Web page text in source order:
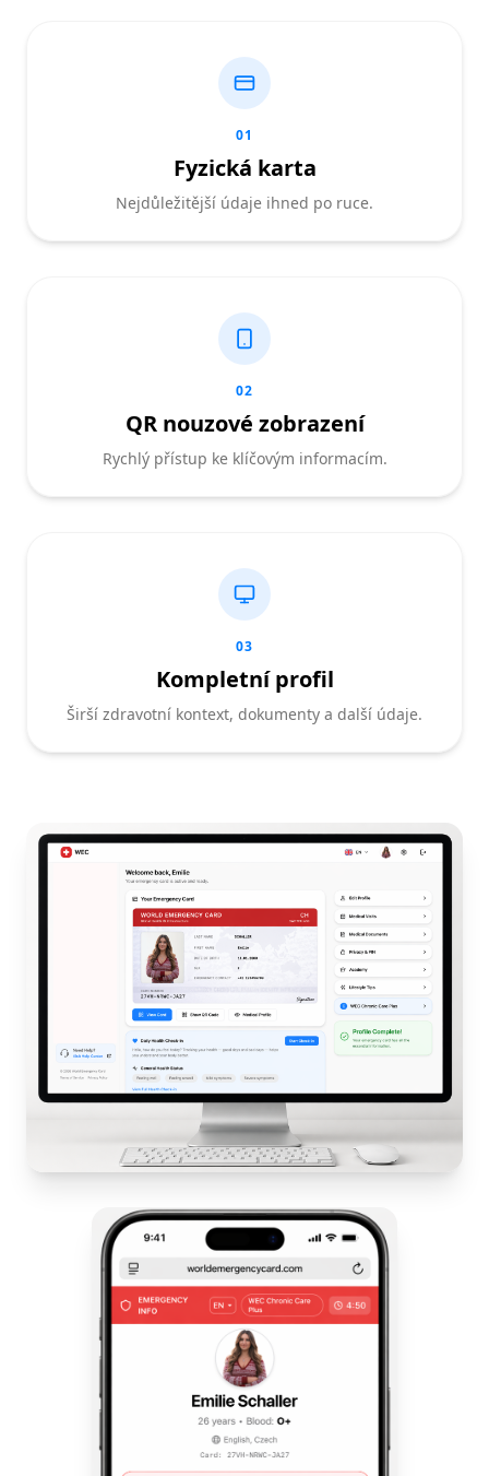
01
Fyzická karta
Nejdůležitější údaje ihned po ruce.
02
QR nouzové zobrazení
Rychlý přístup ke klíčovým informacím.
03
Kompletní profil
Širší zdravotní kontext, dokumenty a další údaje.